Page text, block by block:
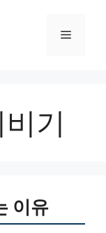
Menu
기
이유